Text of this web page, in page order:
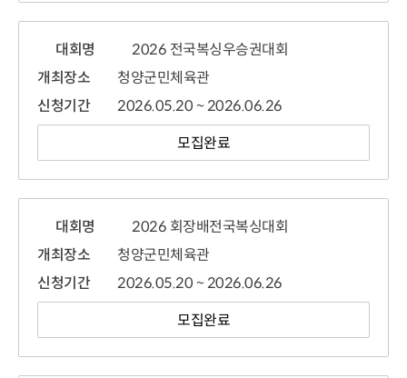
대회명
2026 전국복싱우승권대회
개최장소
청양군민체육관
신청기간
2026.05.20 ~ 2026.06.26
모집완료
대회명
2026 회장배전국복싱대회
개최장소
청양군민체육관
신청기간
2026.05.20 ~ 2026.06.26
모집완료